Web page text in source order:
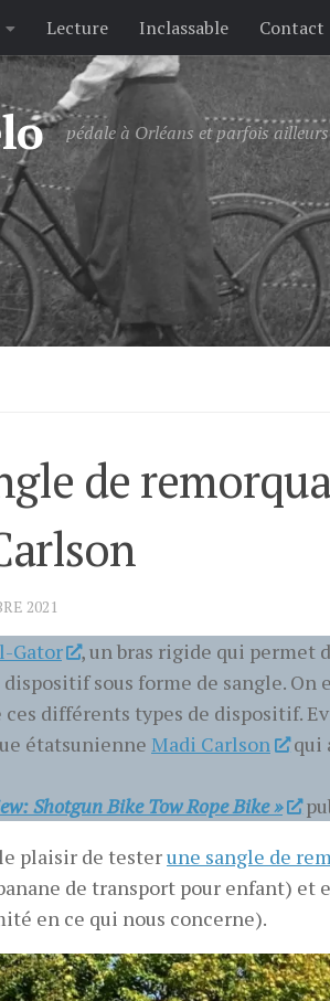
Lecture Inclassable Contact
pédale à Orléans et parfois ailleurs
de
2021
Gator
, un bras rigide qui permet
sous forme de sangle.
différents types de dispositif.
étatsunienne Madi Carlson
qui
Shotgun Bike Tow Rope Bike »
plaisir de testerune sangle de
de transport pour enfant) et
en ce qui nous concerne).